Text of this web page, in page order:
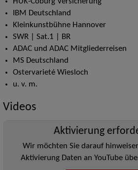
IBM Deutschland
Kleinkunstbühne Hannover
SWR | Sat.1 | BR
ADAC und ADAC Mitgliederreisen
MS Deutschland
Ostervarieté Wiesloch
u. v. m.
Videos
Aktivierung
Wir möchten Sie darauf
Aktivierung Daten an YouTube